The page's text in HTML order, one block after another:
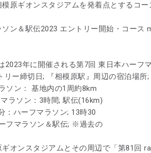
原ギオンスタジアムを発着点とするコ
ン＆駅伝2023 エントリー開始・コース
2023年に開催される第7回 東日本ハーフ
リー締切日; 『相模原駅』周辺の宿泊場所;
ソン： 基地内の1周約8km
ラソン：3時間; 駅伝(16km)
：ハーフマラソン; 13時30
フマラソン＆駅伝; ※過去の
オンスタジアムとその周辺で「第81回